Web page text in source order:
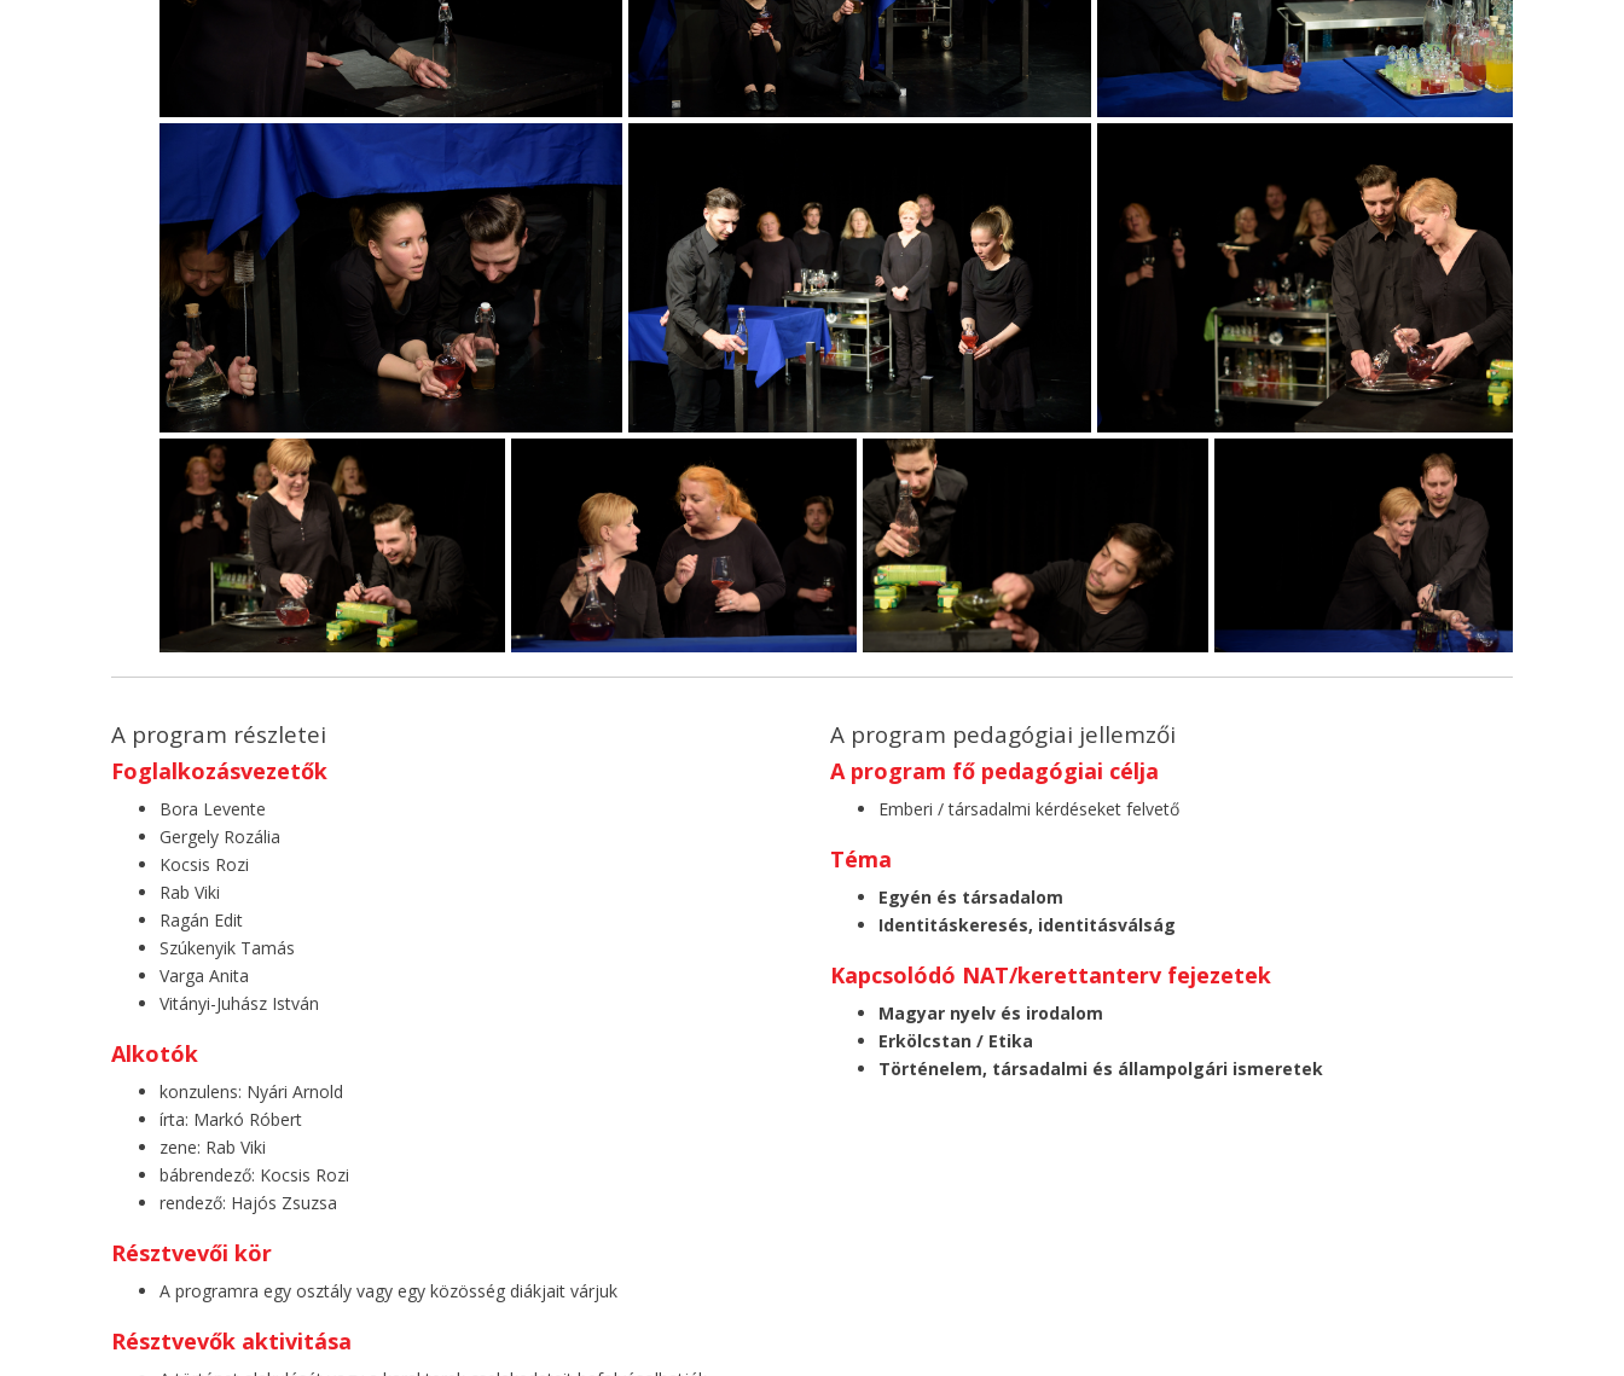
A program részletei
Foglalkozásvezetők
Bora Levente
Gergely Rozália
Kocsis Rozi
Rab Viki
Ragán Edit
Szúkenyik Tamás
Varga Anita
Vitányi-Juhász István
Alkotók
konzulens: Nyári Arnold
írta: Markó Róbert
zene: Rab Viki
bábrendező: Kocsis Rozi
rendező: Hajós Zsuzsa
Résztvevői kör
A programra egy osztály vagy egy közösség diákjait várjuk
Résztvevők aktivitása
A program pedagógiai jellemzői
A program fő pedagógiai célja
Emberi / társadalmi kérdéseket felvető
Téma
Egyén és társadalom
Identitáskeresés, identitásválság
Kapcsolódó NAT/kerettanterv fejezetek
Magyar nyelv és irodalom
Erkölcstan / Etika
Történelem, társadalmi és állampolgári ismeretek